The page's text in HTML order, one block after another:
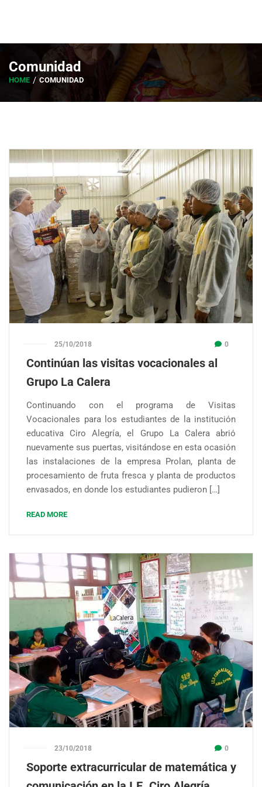
Comunidad
HOME COMUNIDAD
25/10/2018 0
Continúan las visitas vocacionales al
Grupo La Calera
Continuando con el programa de Visitas
Vocacionales para los estudiantes de la institución
educativa Ciro Alegría, el Grupo La Calera abrió
nuevamente sus puertas, visitándose en esta ocasión
las instalaciones de la empresa Prolan, planta de
procesamiento de fruta fresca y planta de productos
envasados, en donde los estudiantes pudieron […]
READ MORE
23/10/2018 0
Soporte extracurricular de matemática y